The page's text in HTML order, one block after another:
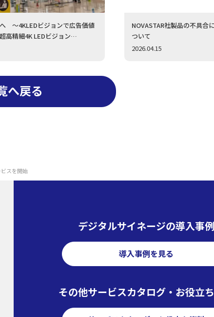
～4KLEDビジョンで広告価値
精細4K LEDビジョン
ただきました
NOVASTAR社製品の不具合
ついて
2026.04.15
へ戻る
スを開始
デジタルサイネージの導入事例
導入事例を見る
その他サービスカタログ・お役立